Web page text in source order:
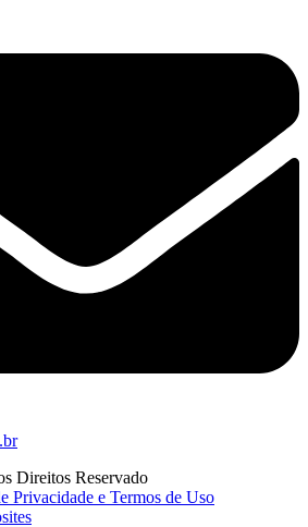
Direitos Reservado
Privacidade e Termos de Uso